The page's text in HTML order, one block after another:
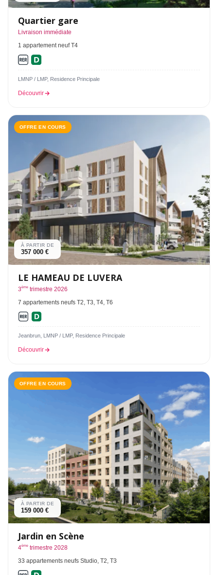
Quartier gare
Livraison immédiate
1 appartement neuf T4
LMNP / LMP, Residence Principale
Découvrir
OFFRE EN COURS
À PARTIR DE
357 000 €
LE HAMEAU DE LUVERA
3ème trimestre 2026
7 appartements neufs T2, T3, T4, T6
Jeanbrun, LMNP / LMP, Residence Principale
Découvrir
OFFRE EN COURS
À PARTIR DE
159 000 €
Jardin en Scène
4ème trimestre 2028
33 appartements neufs Studio, T2, T3